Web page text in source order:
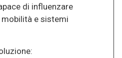
di influenzare
mobilità e sistemi